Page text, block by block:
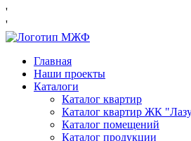
'
'
Главная
Наши проекты
Каталоги
Каталог квартир
Каталог квартир ЖК
Каталог помещений
Каталог продукции